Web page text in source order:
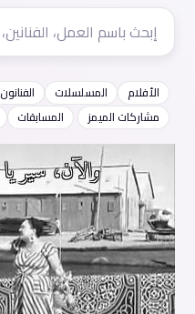
الأفلام المسلسلات الفنانون
مشاركات الميمز
المسابقات